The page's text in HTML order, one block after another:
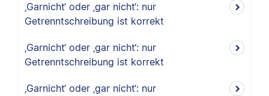
‚Garnicht‘ oder ‚gar nicht‘: nur
Getrenntschreibung ist korrekt
‚Garnicht‘ oder ‚gar nicht‘: nur
Getrenntschreibung ist korrekt
‚Garnicht‘ oder ‚gar nicht‘: nur